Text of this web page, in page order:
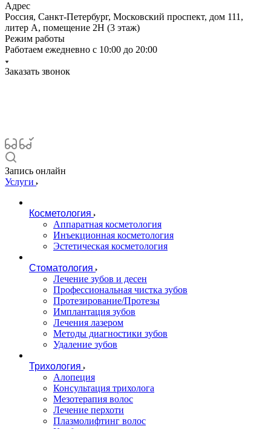
Адрес
Россия, Санкт-Петербург, Московский проспект, дом 111,
литер А, помещение 2Н (3 этаж)
Режим работы
Работаем ежедневно с 10:00 до 20:00
Заказать звонок
Запись онлайн
Услуги
Косметология
Аппаратная косметология
Инъекционная косметология
Эстетическая косметология
Стоматология
Лечение зубов и десен
Профессиональная чистка зубов
Протезирование/Протезы
Имплантация зубов
Лечения лазером
Методы диагностики зубов
Удаление зубов
Трихология
Алопеция
Консультация трихолога
Мезотерапия волос
Лечение перхоти
Плазмолифтинг волос